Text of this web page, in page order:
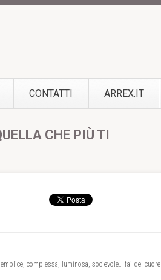
CONTATTI ARREX.IT
CHE PIÙ TI
complessa, luminosa, socievole… fai del cuore